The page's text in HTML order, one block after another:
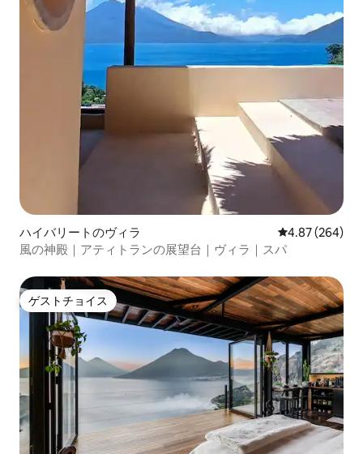
ハイバリートのヴィラ レビュー264
4.87 (264)
風の神殿｜アティトランの展望台｜ヴィラ｜スパ
ゲストチョイス
ゲストチョイス